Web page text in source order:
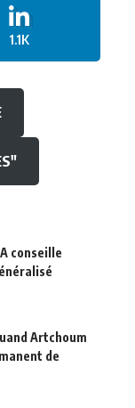
1.1K
conseille
Artchoum
de